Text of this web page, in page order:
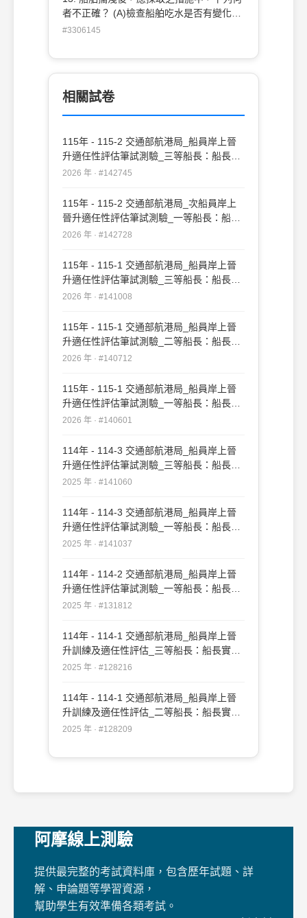
者不正確？ (A)檢查船舶吃水是否有變化
(B)檢 驗各船艙是否有進水現象 (C)檢查船
出，利 用倒車自力浮揚
#3306145
相關試卷
115年 - 115-2 交通部航港局_船員岸上晉
升適任性評估筆試測驗_三等船長：船長實
務#142745
2026 年 · #142745
115年 - 115-2 交通部航港局_次船員岸上
晉升適任性評估筆試測驗_一等船長：船長
實務#142728
2026 年 · #142728
115年 - 115-1 交通部航港局_船員岸上晉
升適任性評估筆試測驗_三等船長：船長實
務#141008
2026 年 · #141008
115年 - 115-1 交通部航港局_船員岸上晉
升適任性評估筆試測驗_二等船長：船長實
務#140712
2026 年 · #140712
115年 - 115-1 交通部航港局_船員岸上晉
升適任性評估筆試測驗_一等船長：船長實
務#140601
2026 年 · #140601
114年 - 114-3 交通部航港局_船員岸上晉
升適任性評估筆試測驗_三等船長：船長實
務#141060
2025 年 · #141060
114年 - 114-3 交通部航港局_船員岸上晉
升適任性評估筆試測驗_一等船長：船長實
務#141037
2025 年 · #141037
114年 - 114-2 交通部航港局_船員岸上晉
升適任性評估筆試測驗_一等船長：船長實
務#131812
2025 年 · #131812
114年 - 114-1 交通部航港局_船員岸上晉
升訓練及適任性評估_三等船長：船長實務
#128216
2025 年 · #128216
114年 - 114-1 交通部航港局_船員岸上晉
升訓練及適任性評估_二等船長：船長實務
#128209
2025 年 · #128209
阿摩線上測驗
提供最完整的考試資料庫，包含歷年試題、詳
解、申論題等學習資源，
幫助學生有效準備各類考試。